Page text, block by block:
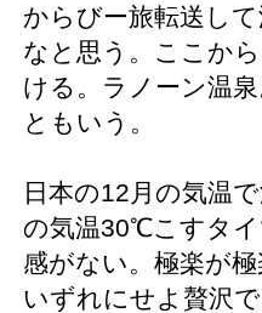
からびー旅転送し
なと思う。ここか
ける。ラノーン温
ともいう。
日本の12月の気温
の気温30℃こすタ
感がない。極楽が
いずれにせよ贅沢